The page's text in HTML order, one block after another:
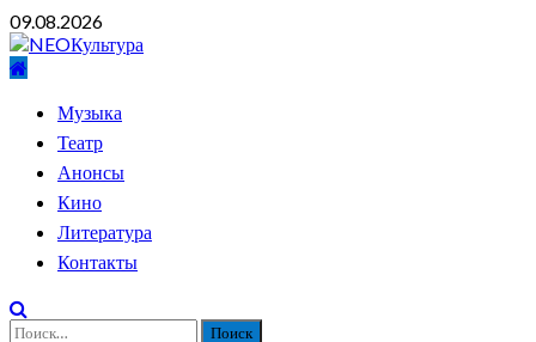
Перейти
к
содержимому
09.08.2026
ОсновноеМузыка
Театр
Анонсы
Кино
Литература
Контакты
Найти: